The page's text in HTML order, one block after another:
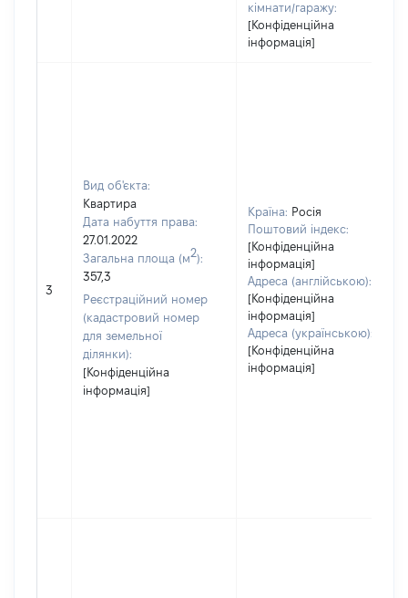
кімнати/гаражу:
[Конфіденційна
інформація]
3
Вид об'єкта:
Квартира
Дата набуття права:
27.01.2022
Загальна площа (м2):
357,3
Реєстраційний номер
(кадастровий номер
для земельної
ділянки):
[Конфіденційна
інформація]
Країна: Росія
Поштовий індекс:
[Конфіденційна
інформація]
Адреса (англійською):
[Конфіденційна
інформація]
Адреса (українською):
[Конфіденційна
інформація]